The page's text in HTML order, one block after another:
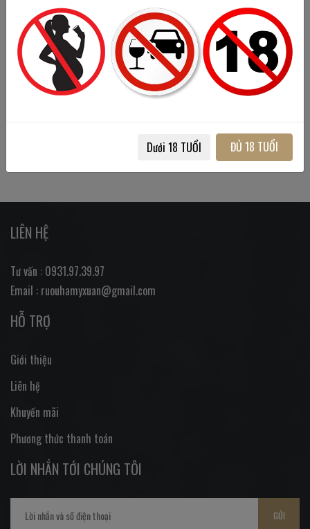
Noilly Prat Vermouth
750 ml/ 18%
Noilly Prat Vermouth 1L
1000 ml /18%
LIÊN HỆ
Tư vấn : 0931.97.39.97
Email : ruouhamyxuan@gmail.com
HỖ TRỢ
Giới thiệu
Liên hệ
Khuyến mãi
Phương thức thanh toán
LỜI NHẮN TỚI CHÚNG TÔI
GỬI
Dưới 18 TUỔI ĐỦ 18 TUỔI